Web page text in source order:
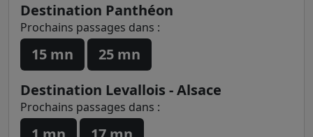
Destination Panthéon
Prochains passages dans :
15 mn
25 mn
Destination Levallois - Alsace
Prochains passages dans :